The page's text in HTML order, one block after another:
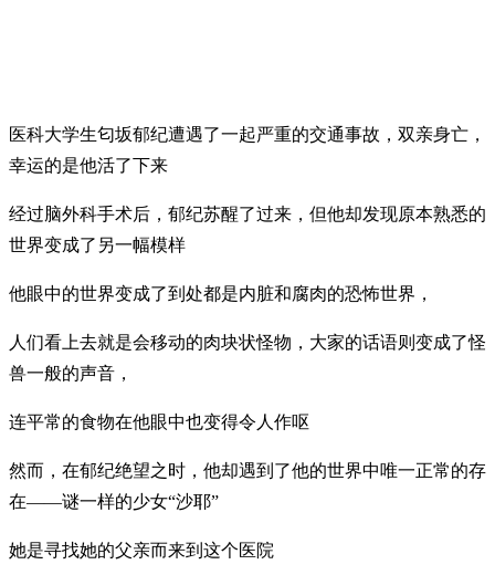
医科大学生匂坂郁纪遭遇了一起严重的交通事故，双亲身亡，
幸运的是他活了下来
经过脑外科手术后，郁纪苏醒了过来，但他却发现原本熟悉的
世界变成了另一幅模样
他眼中的世界变成了到处都是内脏和腐肉的恐怖世界，
人们看上去就是会移动的肉块状怪物，大家的话语则变成了怪
兽一般的声音，
连平常的食物在他眼中也变得令人作呕
然而，在郁纪绝望之时，他却遇到了他的世界中唯一正常的存
在——谜一样的少女“沙耶”
她是寻找她的父亲而来到这个医院